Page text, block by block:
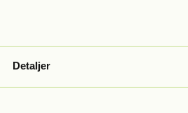
Detaljer